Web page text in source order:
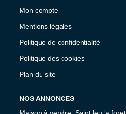
Mon compte
Mentions légales
Politique de confidentialité
Politique des cookies
Plan du site
NOS ANNONCES